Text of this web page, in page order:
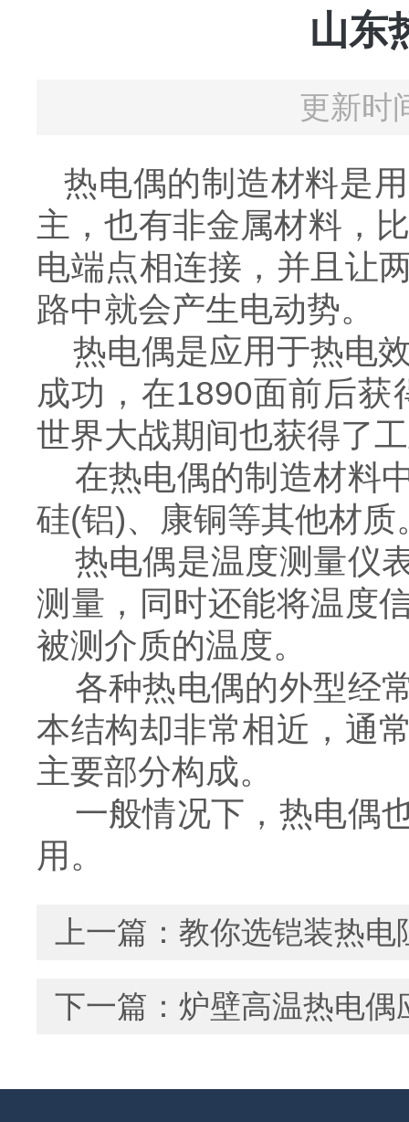
山东
更新时
热电偶的制造材料是
主，也有非金属材料，
电端点相连接，并且让
路中就会产生电动势。
热电偶是应用于热电
成功，在1890面前后
世界大战期间也获得了
在热电偶的制造材料
硅(铝)、康铜等其他材质
热电偶是温度测量仪
测量，同时还能将温度
被测介质的温度。
各种热电偶的外型经
本结构却非常相近，通
主要部分构成。
一般情况下，热电偶
用。
上一篇： 教你选铠装热电
下一篇： 炉壁高温热电偶